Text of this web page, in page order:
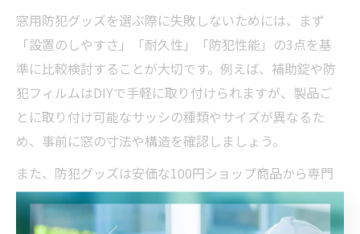
窓用防犯グッズを選ぶ際に失敗しないためには、まず
「設置のしやすさ」「耐久性」「防犯性能」の3点を基
準に比較検討することが大切です。例えば、補助錠や防
犯フィルムはDIYで手軽に取り付けられますが、製品ご
とに取り付け可能なサッシの種類やサイズが異なるた
め、事前に窓の寸法や構造を確認しましょう。
また、防犯グッズは安価な100円ショップ商品から専門
メーカー品まで幅広く流通していますが、耐久性や防犯
性能には大きな差があるため注意が必要です。長期間の